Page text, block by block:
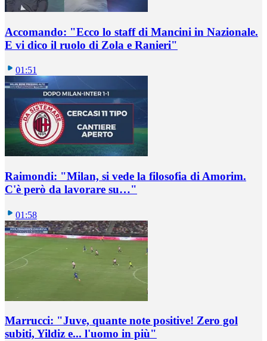
Accomando: "Ecco lo staff di Mancini in Nazionale.
E vi dico il ruolo di Zola e Ranieri"
01:51
Raimondi: "Milan, si vede la filosofia di Amorim.
C'è però da lavorare su…"
01:58
Marrucci: "Juve, quante note positive! Zero gol
subiti, Yildiz e... l'uomo in più"